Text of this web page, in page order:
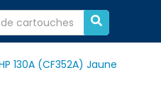
130A (CF352A) Jaune